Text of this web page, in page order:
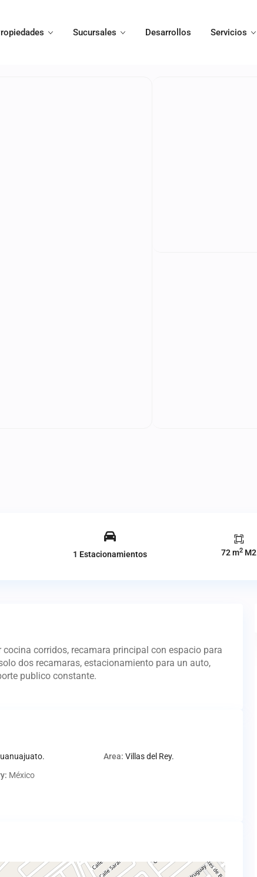
Sucursales Desarrollos Servicios
1 Estacionamientos 72 m2M2
cocina corridos, recamara principal con espacio para
dos recamaras, estacionamiento para un auto,
publico constante.
Area: Villas del Rey.
México